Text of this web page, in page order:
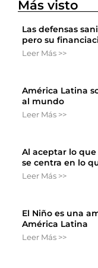
Más visto
Las defensas
pero su
Leer Más >>
América Latina
al mundo
Leer Más >>
Al aceptar lo
se centra en lo
Leer Más >>
El Niño es una
América Latina
Leer Más >>